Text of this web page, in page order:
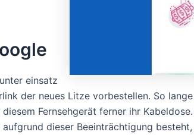
einsatz
der neues Litze vorbestellen. So
Fernsehgerät ferner ihr
dieser Beeinträchtigung